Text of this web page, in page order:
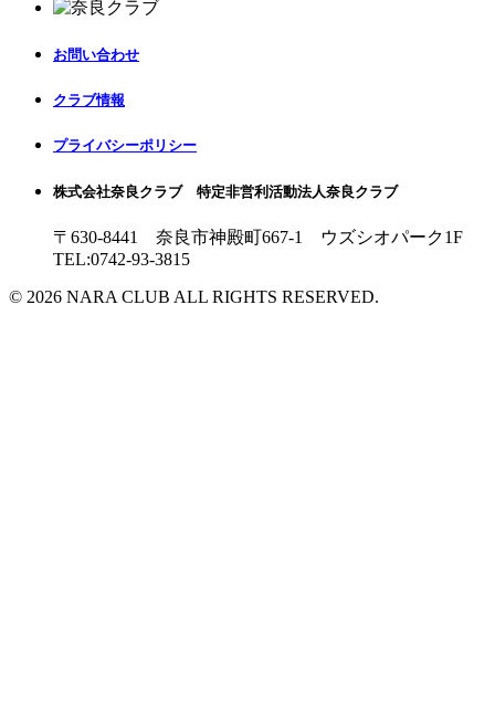
お問い合わせ
クラブ情報
プライバシーポリシー
株式会社奈良クラブ 特定非営利活動法人奈良クラブ
〒630-8441 奈良市神殿町667-1
ウズシオパーク1F
TEL:0742-93-3815
© 2026 NARA CLUB ALL RIGHTS RESERVED.